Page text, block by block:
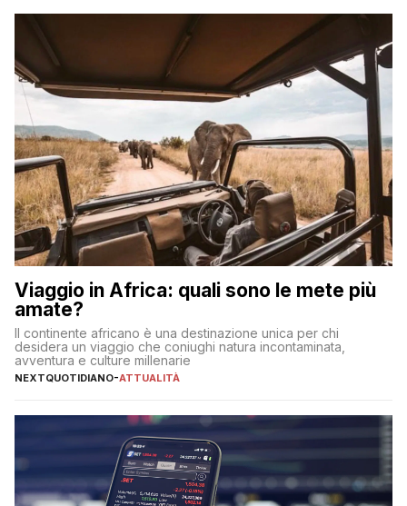
sul […]
Viaggio in Africa: quali sono le mete più
amate?
Il continente africano è una destinazione unica per chi
desidera un viaggio che coniughi natura incontaminata,
avventura e culture millenarie
NEXTQUOTIDIANO-ATTUALITÀ